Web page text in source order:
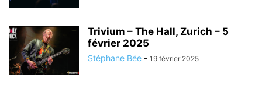
Trivium – The Hall, Zurich – 5
février 2025
Stéphane Bée - 19 février 2025